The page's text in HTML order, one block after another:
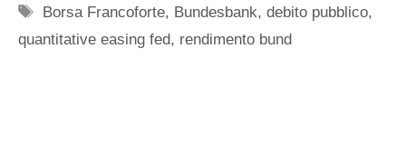
Tag
Borsa Francoforte, Bundesbank,debito pubblico,
quantitative easing fed, rendimento bund